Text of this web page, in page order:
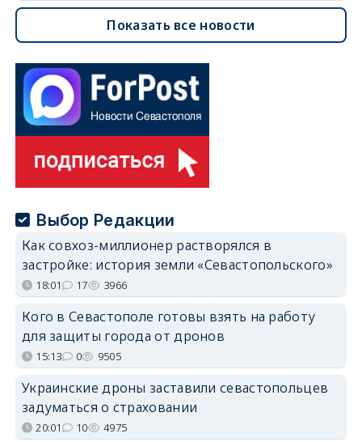
Показать все новости
Выбор Редакции
Как совхоз-миллионер растворялся в
застройке: история земли «Севастопольского»
18:01 17 3966
Кого в Севастополе готовы взять на работу
для защиты города от дронов
15:13 0 9505
Украинские дроны заставили севастопольцев
задуматься о страховании
20:01 10 4975